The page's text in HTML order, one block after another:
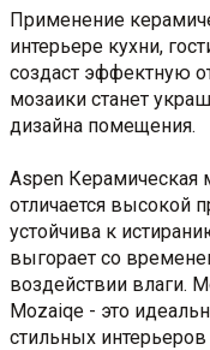
Применение
интерьере кухни,
создаст эффектную
мозаики станет
дизайна помещения.
Aspen Керамическая
отличается высокой
устойчива к
выгорает со
воздействии влаги.
Mozaiqe - это
стильных интерьеров